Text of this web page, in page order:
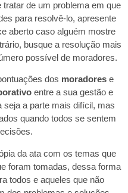
de um problema em que
para resolvê-lo, apresente
aberto caso alguém mostre
busque a resolução mais
possível de moradores.
dos moradorese
entre a sua gestão e
a parte mais difícil, mas
quando todos se sentem
da ata com os temas que
foram tomadas, dessa forma
todos e aqueles que não